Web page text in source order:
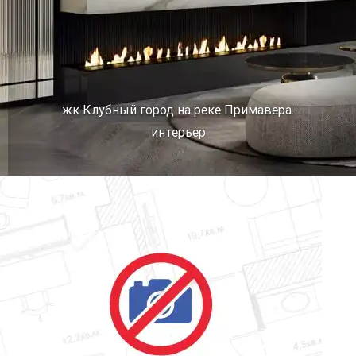
жк Клубный город на реке Примавера.
интерьер